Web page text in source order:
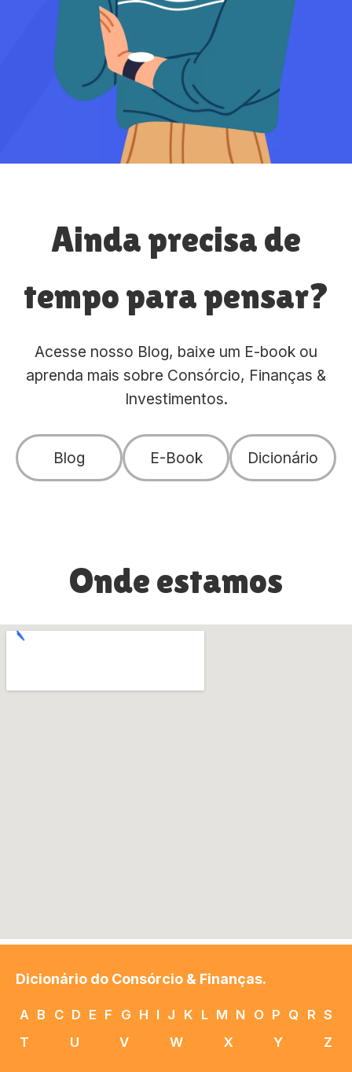
Ainda precisa de
tempo para pensar?
Acesse nosso Blog, baixe um E-book ou
aprenda mais sobre Consórcio, Finanças &
Investimentos.
Blog E-Book Dicionário
Onde estamos
Dicionário do Consórcio & Finanças.
A B C D E F G H I J K L M N O P Q R S
T
U V W X Y Z